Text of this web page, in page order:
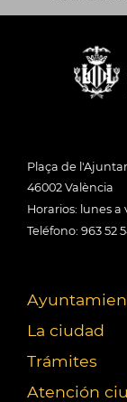
Plaça de
46002 València
Horarios: lunes a
Teléfono: 963 52
La ciudad
Trámites
Atención